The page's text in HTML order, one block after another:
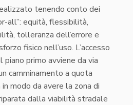
tenendo conto dei
all”: equità, flessibilità,
tolleranza dell’errore e
fisico nell’uso. L’accesso
piano primo avviene da via
camminamento a quota
modo da avere la zona di
dalla viabilità stradale